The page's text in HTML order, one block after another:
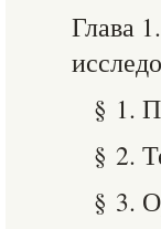
Глава
§ 1.
§ 2.
§ 3.